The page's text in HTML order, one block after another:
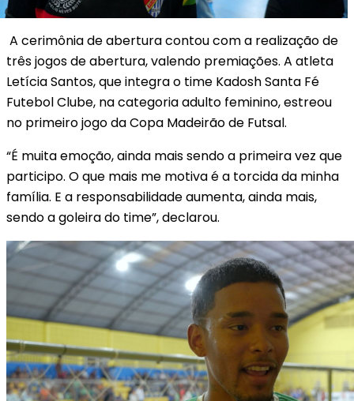
A cerimônia de abertura contou com a realização de
três jogos de abertura, valendo premiações. A atleta
Letícia Santos, que integra o time Kadosh Santa Fé
Futebol Clube, na categoria adulto feminino, estreou
no primeiro jogo da Copa Madeirão de Futsal.
“É muita emoção, ainda mais sendo a primeira vez que
participo. O que mais me motiva é a torcida da minha
família. E a responsabilidade aumenta, ainda mais,
sendo a goleira do time”, declarou.